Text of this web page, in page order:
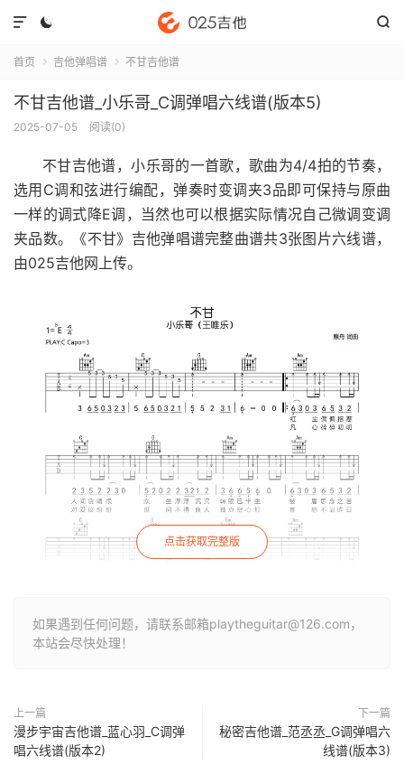
 

首页  吉他弹唱谱  不甘吉他谱
不甘吉他谱_小乐哥_C调弹唱六线谱(版本5)
2025-07-05 阅读(0)
不甘吉他谱，小乐哥的一首歌，歌曲为4/4拍的节奏，
选用C调和弦进行编配，弹奏时变调夹3品即可保持与原曲
一样的调式降E调，当然也可以根据实际情况自己微调变调
夹品数。《不甘》吉他弹唱谱完整曲谱共3张图片六线谱，
由025吉他网上传。
点击获取完整版
如果遇到任何问题，请联系邮箱playtheguitar@126.com，
本站会尽快处理！
上一篇
漫步宇宙吉他谱_蓝心羽_C调弹
唱六线谱(版本2)
下一篇
秘密吉他谱_范丞丞_G调弹唱六
线谱(版本3)